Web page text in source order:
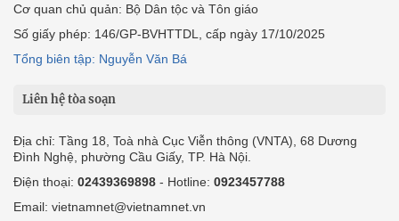
Cơ quan chủ quản: Bộ Dân tộc và Tôn giáo
Số giấy phép: 146/GP-BVHTTDL, cấp ngày 17/10/2025
Tổng biên tập: Nguyễn Văn Bá
Liên hệ tòa soạn
Địa chỉ: Tầng 18, Toà nhà Cục Viễn thông (VNTA), 68 Dương
Đình Nghệ, phường Cầu Giấy, TP. Hà Nội.
Điện thoại: 02439369898 - Hotline: 0923457788
Email: vietnamnet@vietnamnet.vn